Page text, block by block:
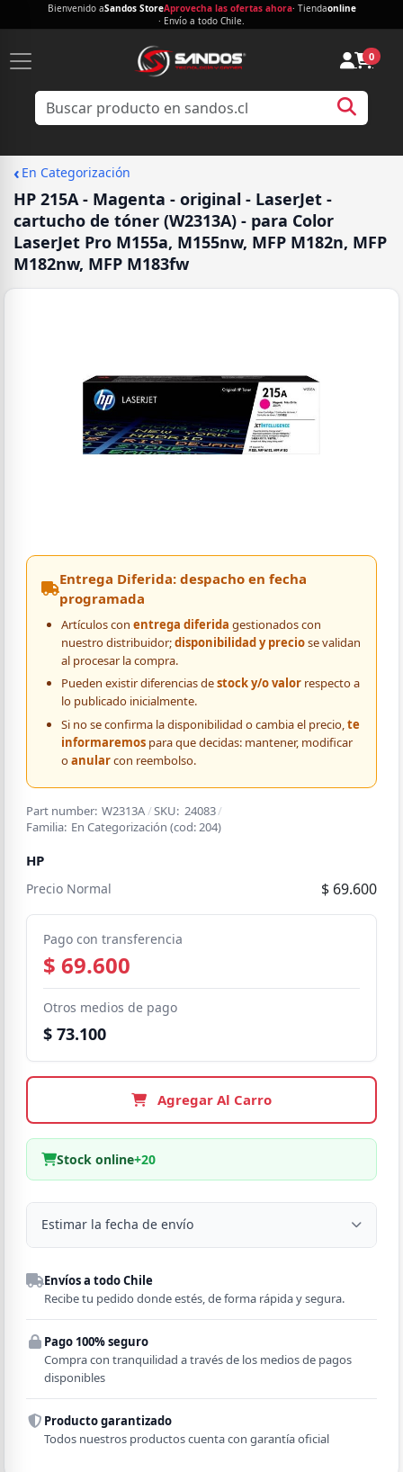
Bienvenido aSandos StoreAprovecha las ofertas ahora· Tiendaonline
· Envío a todo Chile.
0
‹ En Categorización
HP 215A - Magenta - original - LaserJet -
cartucho de tóner (W2313A) - para Color
LaserJet Pro M155a, M155nw, MFP M182n, MFP
M182nw, MFP M183fw
Entrega Diferida: despacho en fecha
programada
Artículos con entrega diferida gestionados con
nuestro distribuidor;disponibilidad y preciose validan
al procesar la compra.
Pueden existir diferencias destock y/o valorrespecto a
lo publicado inicialmente.
Si no se confirma la disponibilidad o cambia el precio,te
informaremospara que decidas: mantener, modificar
oanularcon reembolso.
Part number: W2313A /SKU: 24083/
Familia: En Categorización (cod: 204)
HP
Precio Normal $ 69.600
Pago con transferencia
$ 69.600
Otros medios de pago
$ 73.100
Agregar Al Carro
Stock online+20
Estimar la fecha de envío
Despacho a domicilio
Región
Comuna
Envíos a todo Chile
Recibe tu pedido donde estés, de forma rápida y segura.
Pago 100% seguro
Compra con tranquilidad a través de los medios de pagos
disponibles
Producto garantizado
Todos nuestros productos cuenta con garantía oficial